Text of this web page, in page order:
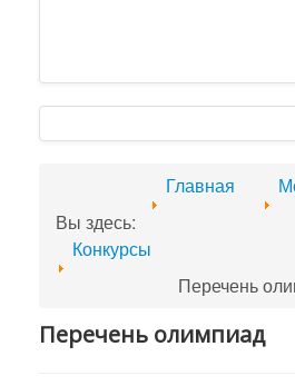
Вы здесь:
Главная
Конкурсы
Перечень
Перечень олимпиад